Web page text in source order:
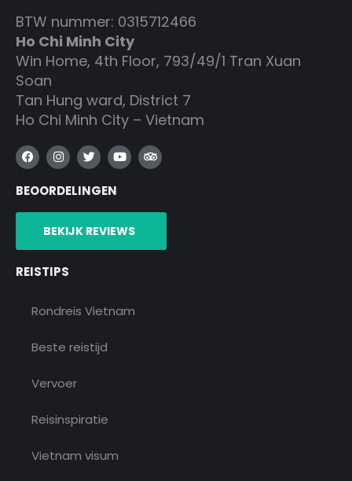
BTW nummer: 0315712466
Ho Chi Minh City
Win Home, 4th Floor, 793/49/1 Tran Xuan
Soan
Tan Hung ward, District 7
Ho Chi Minh City – Vietnam
F
a
c
e
I
n
s
t
r
m
T
w
i
t
r
Y
o
e
T
r
s
BEOORDELINGEN
BEKIJK REVIEWS
REISTIPS
Rondreis Vietnam
Beste reistijd
Vervoer
Reisinspiratie
Vietnam visum